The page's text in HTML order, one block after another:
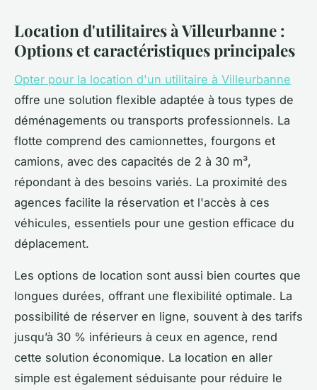
Location d'utilitaires à Villeurbanne :
Options et caractéristiques principales
Opter pour la location d'un utilitaire à Villeurbanne
offre une solution flexible adaptée à tous types de
déménagements ou transports professionnels. La
flotte comprend des camionnettes, fourgons et
camions, avec des capacités de 2 à 30 m³,
répondant à des besoins variés. La proximité des
agences facilite la réservation et l'accès à ces
véhicules, essentiels pour une gestion efficace du
déplacement.
Les options de location sont aussi bien courtes que
longues durées, offrant une flexibilité optimale. La
possibilité de réserver en ligne, souvent à des tarifs
jusqu’à 30 % inférieurs à ceux en agence, rend
cette solution économique. La location en aller
simple est également séduisante pour réduire le